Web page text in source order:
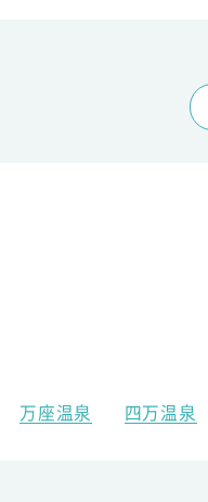
万座温泉 四万温泉